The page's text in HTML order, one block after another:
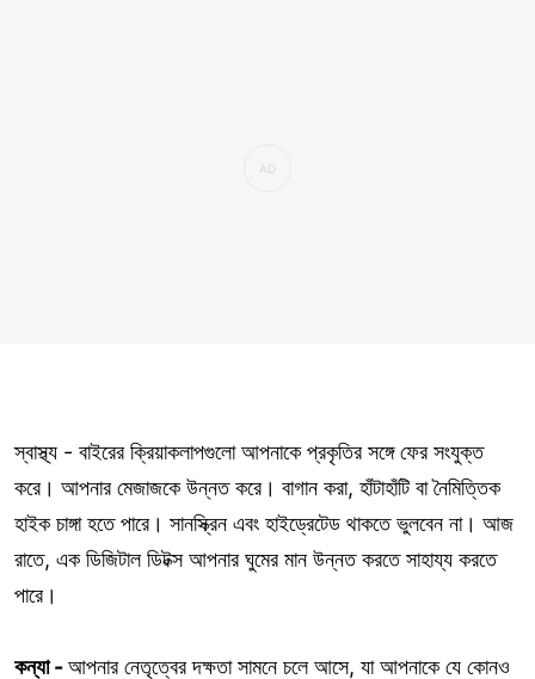
স্বাস্থ্য - বাইরের ক্রিয়াকলাপগুলো আপনাকে প্রকৃতির সঙ্গে ফের সংযুক্ত
করে। আপনার মেজাজকে উন্নত করে। বাগান করা, হাঁটাহাঁটি বা নৈমিত্তিক
হাইক চাঙ্গা হতে পারে। সানস্ক্রিন এবং হাইড্রেটেড থাকতে ভুলবেন না। আজ
রাতে, এক ডিজিটাল ডিটক্স আপনার ঘুমের মান উন্নত করতে সাহায্য করতে
পারে।
কন্যা -আপনার নেতৃত্বের দক্ষতা সামনে চলে আসে, যা আপনাকে যে কোনও